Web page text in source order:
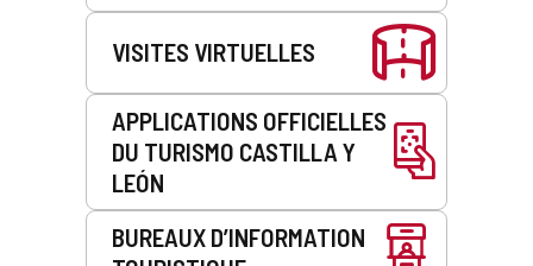
VISITES VIRTUELLES
APPLICATIONS OFFICIELLES
DU TURISMO CASTILLA Y
LEÓN
BUREAUX D’INFORMATION